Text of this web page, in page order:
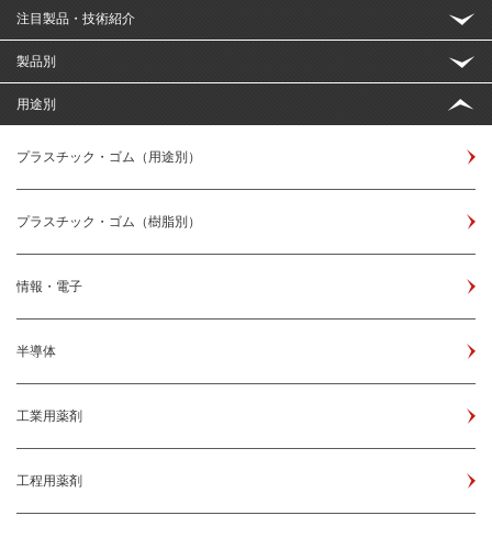
注目製品・技術紹介
製品別
用途別
プラスチック・ゴム（用途別）
プラスチック・ゴム（樹脂別）
情報・電子
半導体
工業用薬剤
工程用薬剤